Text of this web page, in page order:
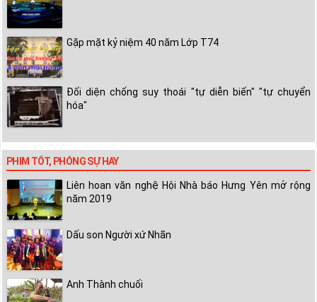
Gặp mặt kỷ niệm 40 năm Lớp T74
Đối diện chống suy thoái "tự diễn biến" "tự chuyển
hóa"
PHIM TỐT, PHÓNG SỰ HAY
Liên hoan văn nghệ Hội Nhà báo Hưng Yên mở rộng
năm 2019
Dấu son Người xứ Nhãn
Anh Thành chuối